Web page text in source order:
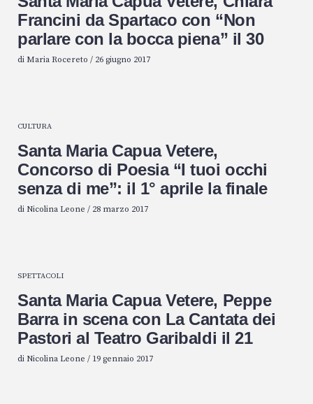
Francini da Spartaco con “Non
parlare con la bocca piena” il 30
di Maria Rocereto / 26 giugno 2017
CULTURA
Santa Maria Capua Vetere,
Concorso di Poesia “I tuoi occhi
senza di me”: il 1° aprile la finale
di Nicolina Leone / 28 marzo 2017
SPETTACOLI
Santa Maria Capua Vetere, Peppe
Barra in scena con La Cantata dei
Pastori al Teatro Garibaldi il 21
di Nicolina Leone / 19 gennaio 2017